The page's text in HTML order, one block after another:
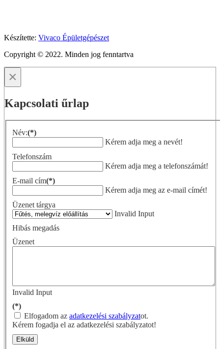
Készítette: Vivaco Épületgépészet
Copyright © 2022. Minden jog fenntartva
×
Kapcsolati űrlap
Név:(*)
Kérem adja meg a nevét!
Telefonszám
Kérem adja meg a telefonszámát!
E-mail cím(*)
Kérem adja meg az e-mail címét!
Üzenet tárgya
Invalid Input
Hibás megadás
Üzenet
Invalid Input
(*)
Elfogadom az adatkezelési szabályzatot.
Kérem fogadja el az adatkezelési szabályzatot!
Elküld